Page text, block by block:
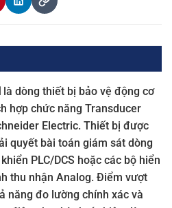
là dòng thiết bị bảo vệ động cơ
hợp chức năng Transducer
Electric. Thiết bị được
quyết bài toán giám sát dòng
PLC/DCS hoặc các bộ hiển
thu nhận Analog. Điểm vượt
năng đo lường chính xác và